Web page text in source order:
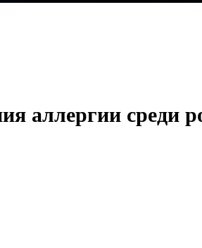
аллергии среди